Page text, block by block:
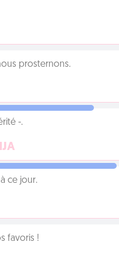
prosternons.
-.
ce jour.
favoris !